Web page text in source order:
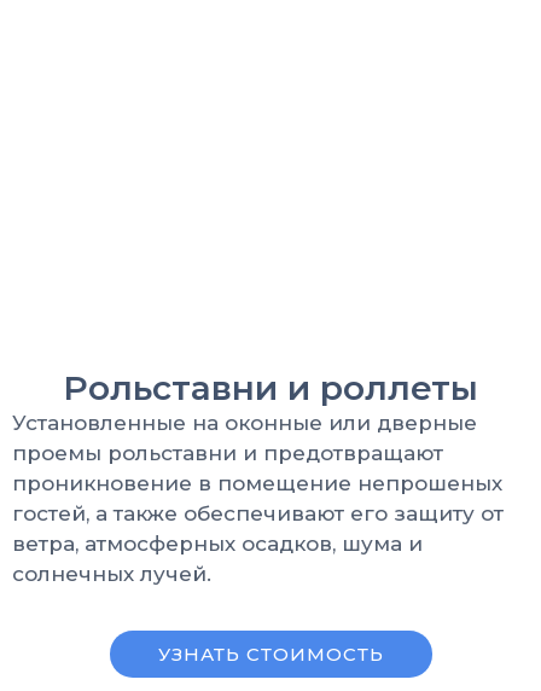
Рольставни и роллеты
Установленные на оконные или дверные
проемы рольставни и предотвращают
проникновение в помещение непрошеных
гостей, а также обеспечивают его защиту от
ветра, атмосферных осадков, шума и
солнечных лучей.
УЗНАТЬ СТОИМОСТЬ